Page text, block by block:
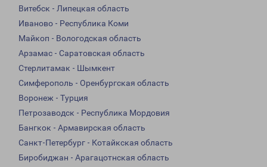
Витебск - Липецкая область
Иваново - Республика Коми
Майкоп - Вологодская область
Арзамас - Саратовская область
Стерлитамак - Шымкент
Симферополь - Оренбургская область
Воронеж - Турция
Петрозаводск - Республика Мордовия
Бангкок - Армавирская область
Санкт-Петербург - Котайкская область
Биробиджан - Арагацотнская область